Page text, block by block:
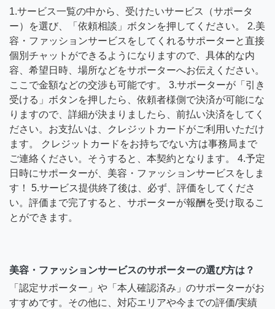
1.サービス一覧の中から、受けたいサービス（サポータ
ー）を選び、「依頼相談」ボタンを押してください。 2.美
容・ファッションサービスをしてくれるサポーターと直接
個別チャットができるようになりますので、具体的な内
容、希望日時、場所などをサポーターへお伝えください。
ここで金額などの交渉も可能です。 3.サポーターが「引き
受ける」ボタンを押したら、依頼者様側で決済が可能にな
りますので、詳細が決まりましたら、前払い決済をしてく
ださい。お支払いは、クレジットカードがご利用いただけ
ます。 クレジットカードをお持ちでない方は事務局まで
ご連絡ください。そうすると、本契約となります。 4.予定
日時にサポーターが、美容・ファッションサービスをしま
す！ 5.サービス提供終了後は、必ず、評価をしてくださ
い。評価まで完了すると、サポーターが報酬を受け取るこ
とができます。
美容・ファッションサービスのサポーターの選び方は？
「認定サポーター」や「本人確認済み」のサポーターがお
すすめです。その他に、対応エリアや今までの評価/実績